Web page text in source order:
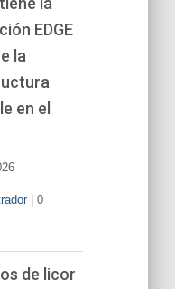
EDGE
la
en el
| 0
de licor